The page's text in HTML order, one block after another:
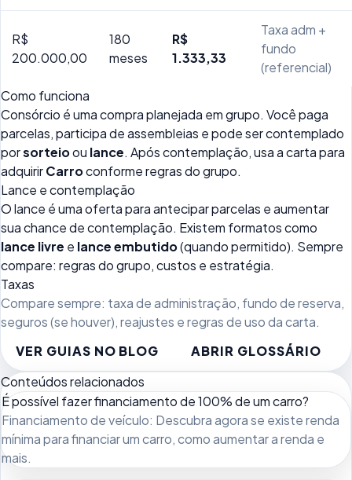
R$
200.000,00
180
meses
R$
1.333,33
Taxa adm +
fundo
(referencial)
Como funciona
Consórcio é uma compra planejada em grupo. Você paga
parcelas, participa de assembleias e pode ser contemplado
porsorteioou lance. Após contemplação, usa a carta para
adquirirCarroconforme regras do grupo.
Lance e contemplação
O lance é uma oferta para antecipar parcelas e aumentar
sua chance de contemplação. Existem formatos como
lance livre e lance embutido(quando permitido). Sempre
compare: regras do grupo, custos e estratégia.
Taxas
Compare sempre: taxa de administração, fundo de reserva,
seguros (se houver), reajustes e regras de uso da carta.
VER GUIAS NO BLOG
ABRIR GLOSSÁRIO
Conteúdos relacionados
É possível fazer financiamento de 100% de um carro?
Financiamento de veículo: Descubra agora se existe renda
mínima para financiar um carro, como aumentar a renda e
mais.